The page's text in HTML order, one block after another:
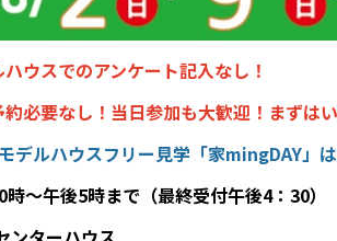
ウスでのアンケート記入なし！
約必要なし！当日参加も大歓迎！まずは
デルハウスフリー見学「家mingDAY」
時～午後5時まで（最終受付午後4：30）